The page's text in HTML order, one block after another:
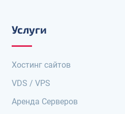
Услуги
Хостинг сайтов
VDS / VPS
Аренда Серверов